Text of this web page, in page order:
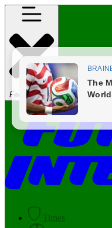
Fechar Menu
Times